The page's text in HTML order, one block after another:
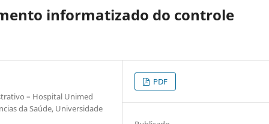
informatizado do controle
– Hospital Unimed
da Saúde, Universidade
PDF